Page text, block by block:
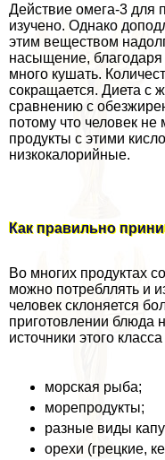
Действие омега-3 для
изучено. Однако
этим веществом
насыщение, благодаря
много кушать.
сокращается. Диета с
сравнению с
потому что человек не
продукты с этими
низкокалорийные.
Как правильно
Во многих продуктах
можно потрeбллять и
человек склоняется
приготовлении блюда
источники этого
морская рыба;
морепродукты;
разные виды
орехи (грецкие,